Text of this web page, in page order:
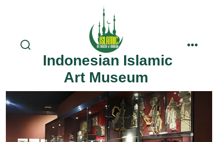
searchIndonesian Islamic
Art Museum